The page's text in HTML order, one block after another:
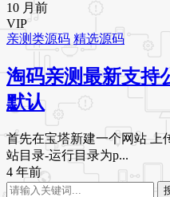
10 月前
VIP
亲测类源码 精选源码
淘码亲测最新支持
默认
首先在宝塔新建一个网站 上
站目录-运行目录为p...
4 年前